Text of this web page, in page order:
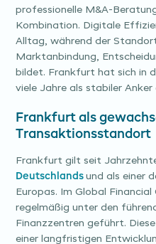
professionelle M&A-
Kombination. Digitale
Alltag, während der
Marktanbindung,
bildet. Frankfurt hat sich in
viele Jahre als stabiler
Frankfurt als
Transaktionsstandort
Frankfurt gilt seit
Deutschlandsund als einer
Europas. Im Global
regelmäßig unter den
Finanzzentren geführt.
einer langfristigen